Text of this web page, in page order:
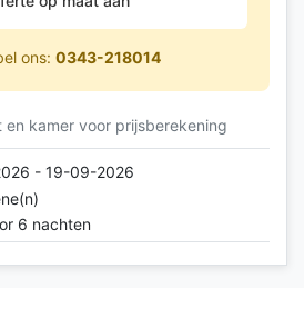
ons: 0343-218014
en kamer voor prijsberekening
- 19-09-2026
6 nachten